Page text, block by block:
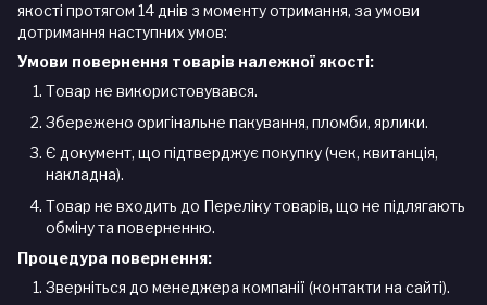
якості протягом 14 днів з моменту отримання, за умови
дотримання наступних умов:
Умови повернення товарів належної якості:
Товар не використовувався.
Збережено оригінальне пакування, пломби, ярлики.
Є документ, що підтверджує покупку (чек, квитанція,
накладна).
Товар не входить до Переліку товарів, що не підлягають
обміну та поверненню.
Процедура повернення:
Зверніться до менеджера компанії (контакти на сайті).